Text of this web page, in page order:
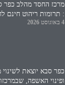
: תרומות ריהוט חינם
4 באוגוסט 2026
כפר סבא יוצאת
ופינוי האשפה,